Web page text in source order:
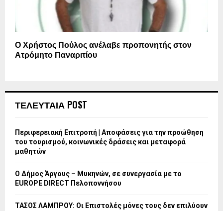
Ο Χρήστος Πούλος ανέλαβε προπονητής στον
Ατρόμητο Παναριτίου
ΤΕΛΕΥΤΑΙΑ POST
Περιφερειακή Επιτροπή | Αποφάσεις για την προώθηση
του τουρισμού, κοινωνικές δράσεις και μεταφορά
μαθητών
Ο Δήμος Άργους – Μυκηνών, σε συνεργασία με το
EUROPE DIRECT Πελοποννήσου
ΤΑΣΟΣ ΛΑΜΠΡΟΥ: Οι Επιστολές μόνες τους δεν επιλύουν